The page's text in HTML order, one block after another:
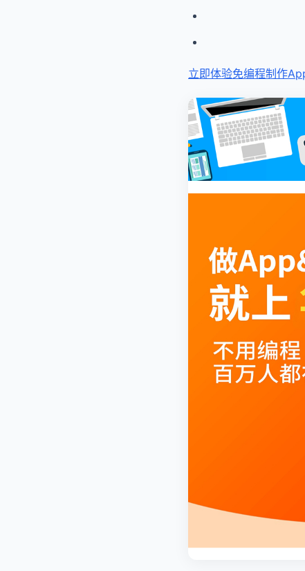
立即体验免编程制作